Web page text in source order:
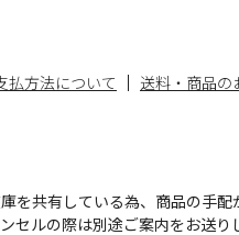
払方法について
送料・商品の
を共有している為、商品の手配
セルの際は別途ご案内をお送り